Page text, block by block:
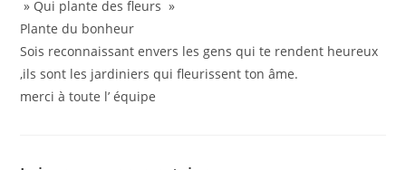
» Qui plante des fleurs »
Plante du bonheur
Sois reconnaissant envers les gens qui te rendent heureux
,ils sont les jardiniers qui fleurissent ton âme.
merci à toute l’ équipe